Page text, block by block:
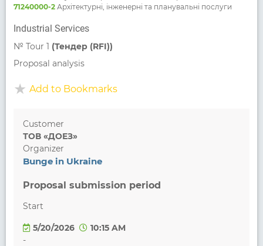
71240000-2Архітектурні, інженерні та планувальні послуги
Industrial Services
№ Tour 1 (Тендер (RFI))
Proposal analysis
Add to Bookmarks
Customer
ТОВ «ДОЕЗ»
Organizer
Bunge in Ukraine
Proposal submission period
Start
5/20/2026
10:15 AM
-